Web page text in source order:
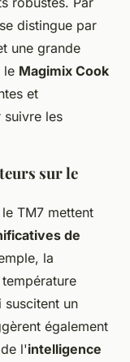
se distingue par
une grande
le Magimix Cook
et
les
sur le
TM7 mettent
de
la
suscitent un
également
l'intelligence